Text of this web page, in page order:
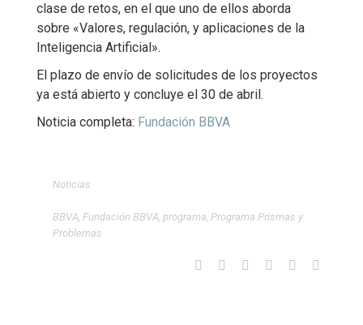
clase de retos, en el que uno de ellos aborda
sobre «Valores, regulación, y aplicaciones de la
Inteligencia Artificial».
El plazo de envío de solicitudes de los proyectos
ya está abierto y concluye el 30 de abril.
Noticia completa: Fundación BBVA
Noticias
BBVA, Fundación BBVA, programa, Programa Prismas y
Problemas